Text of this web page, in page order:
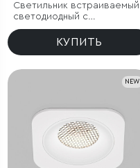
Светильник встраиваемый
светодиодный с
антибликовой решеткой
Tetro 20W 4000K черный
КУПИТЬ
NEW